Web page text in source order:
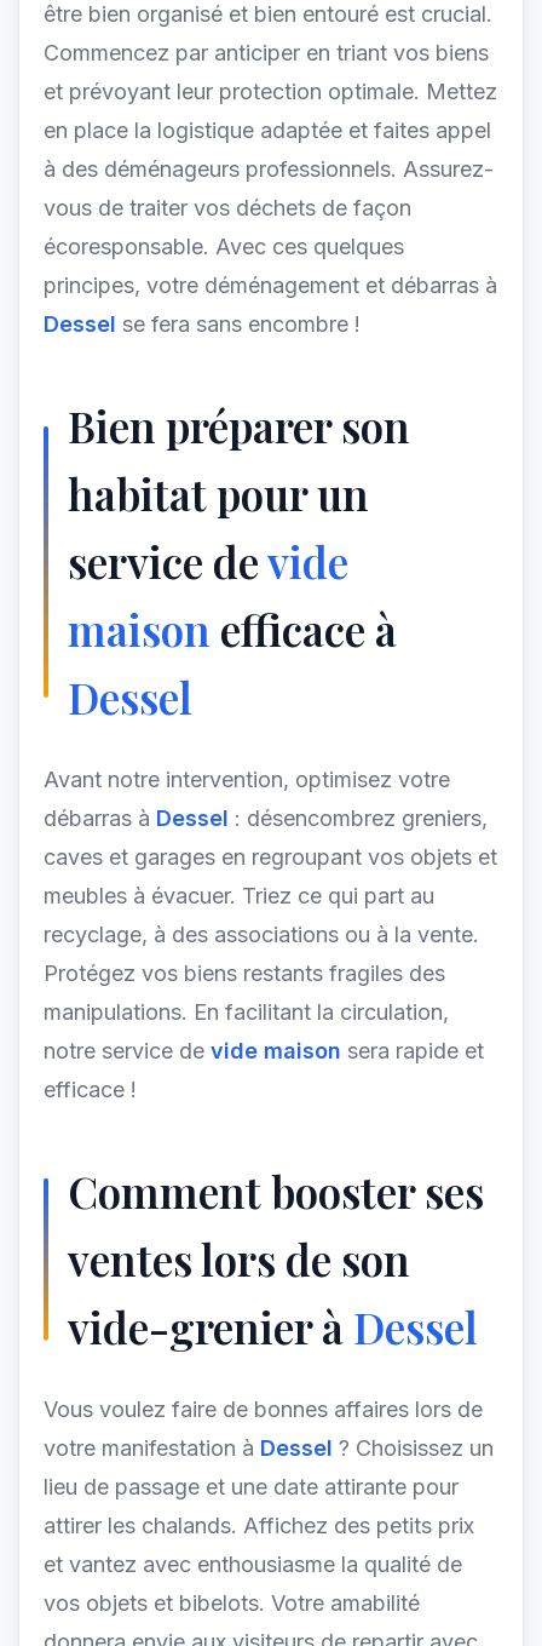
être bien organisé et bien entouré est crucial.
Commencez par anticiper en triant vos biens
et prévoyant leur protection optimale. Mettez
en place la logistique adaptée et faites appel
à des déménageurs professionnels. Assurez-
vous de traiter vos déchets de façon
écoresponsable. Avec ces quelques
principes, votre déménagement et débarras à
Dessel se fera sans encombre !
Bien préparer son
habitat pour un
service devide
maison efficace à
Dessel
Avant notre intervention, optimisez votre
débarras à Dessel : désencombrez greniers,
caves et garages en regroupant vos objets et
meubles à évacuer. Triez ce qui part au
recyclage, à des associations ou à la vente.
Protégez vos biens restants fragiles des
manipulations. En facilitant la circulation,
notre service de vide maison sera rapide et
efficace !
Comment booster ses
ventes lors de son
vide-grenier àDessel
Vous voulez faire de bonnes affaires lors de
votre manifestation à Dessel ? Choisissez un
lieu de passage et une date attirante pour
attirer les chalands. Affichez des petits prix
et vantez avec enthousiasme la qualité de
vos objets et bibelots. Votre amabilité